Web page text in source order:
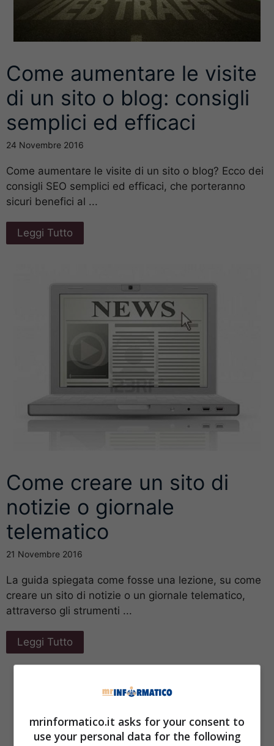
Come aumentare le visite
di un sito o blog: consigli
semplici ed efficaci
24 Novembre 2016
Come aumentare le visite di un sito o blog? Ecco dei
consigli SEO semplici ed efficaci, che porteranno
sicuri benefici al ...
Leggi Tutto
Come creare un sito di
notizie o giornale
telematico
21 Novembre 2016
La guida spiegata come fosse una lezione, su come
creare un sito di notizie o un giornale telematico,
attraverso gli strumenti ...
Leggi Tutto
mrinformatico.it asks for your consent to
use your personal data for the following